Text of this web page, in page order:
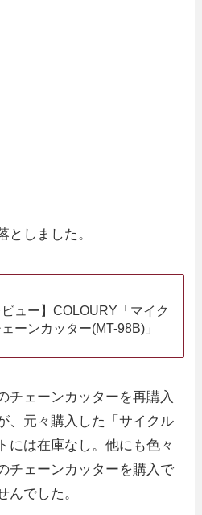
としました。
ビュー】COLOURY「マイク
ーンカッター(MT-98B)」
チェーンカッターを再購入
、元々購入した「サイクル
には在庫なし。他にも色々
チェーンカッターを購入で
んでした。